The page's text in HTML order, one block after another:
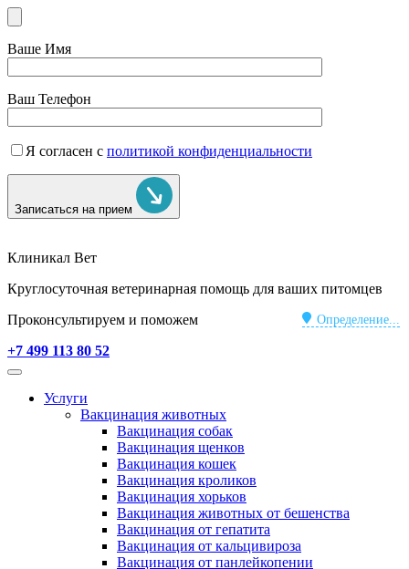
Ваше Имя
Ваш Телефон
Я согласен с политикой конфиденциальности
Записаться на прием
Клиникал Вет
Круглосуточная ветеринарная помощь для ваших питомцев
Определение...
Проконсультируем и поможем
+7 499 113 80 52
Услуги
Вакцинация животных
Вакцинация собак
Вакцинация щенков
Вакцинация кошек
Вакцинация кроликов
Вакцинация хорьков
Вакцинация животных от бешенства
Вакцинация от гепатита
Вакцинация от кальцивироза
Вакцинация от панлейкопении